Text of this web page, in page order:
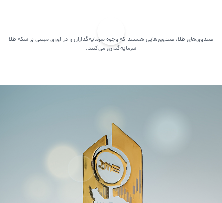
صندوق‌های طلا، صندوق‌هایی هستند که وجوه سرمایه‌گذاران را در اوراق مبتنی بر سکه طلا
سرمایه‌گذاری می‌کنند.